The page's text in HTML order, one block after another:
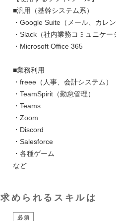
■汎用（基幹システム系）
・Google Suite（メール、カレ
・Slack（社内業務コミュニケー
・Microsoft Office 365
■業務利用
・freee（人事、会計システム）
・TeamSpirit（勤怠管理）
・Teams
・Zoom
・Discord
・Salesforce
・各種ゲーム
など
求められるスキルは
必須